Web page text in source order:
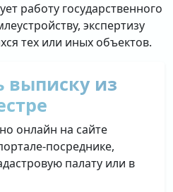
работу государственного
экспертизу
тех или иных объектов.
выписку из
онлайн на сайте
посреднике,
палату или в